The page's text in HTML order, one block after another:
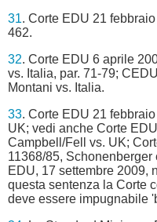
31. Corte EDU 21
462.
32. Corte EDU 6 aprile
vs. Italia, par. 71-79;
Montani vs. Italia.
33. Corte EDU 21
UK; vedi anche Corte
Campbell/Fell vs. UK;
11368/85,
EDU, 17 settembre 2009,
questa sentenza la Corte
deve essere impugnabile